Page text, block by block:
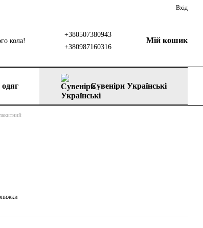
Вхід
кола!
+380507380943
+380987160316
Мій кошик
Сувеніри Українські